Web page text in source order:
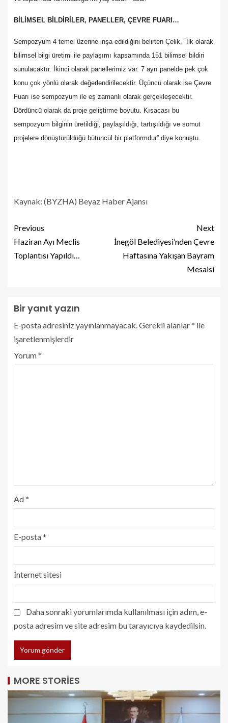
BİLİMSEL BİLDİRİLER, PANELLER, ÇEVRE FUARI…
Sempozyum 4 temel üzerine inşa edildiğini belirten Çelik, ”İlk olarak
bilimsel bilgi üretimi ile paylaşımı kapsamında 151 bilimsel bildiri
sunulacaktır. İkinci olarak panellerimiz var. 7 ayrı panelde pek çok
konu çok yönlü olarak değerlendirilecektir. Üçüncü olarak ise Çevre
Fuarı ise sempozyum ile eş zamanlı olarak gerçekleşecektir.
Dördüncü olarak da proje geliştirme boyutu. Kısacası bu
sempozyum bilginin üretildiği, paylaşıldığı, tartışıldığı ve somut
projelere dönüştürüldüğü bütüncül bir platformdur” diye konuştu.
Kaynak: (BYZHA) Beyaz Haber Ajansı
Previous
Haziran Ayı Meclis
Toplantısı Yapıldı…
Next
İnegöl Belediyesi’nden Çevre
Haftasına Yakışan Bayram
Mesaisi
Bir yanıt yazın
E-posta adresiniz yayınlanmayacak. Gerekli alanlar* ile
işaretlenmişlerdir
Yorum*
Ad*
E-posta*
İnternet sitesi
Daha sonraki yorumlarımda kullanılması için adım, e-
posta adresim ve site adresim bu tarayıcıya kaydedilsin.
MORE STORIES